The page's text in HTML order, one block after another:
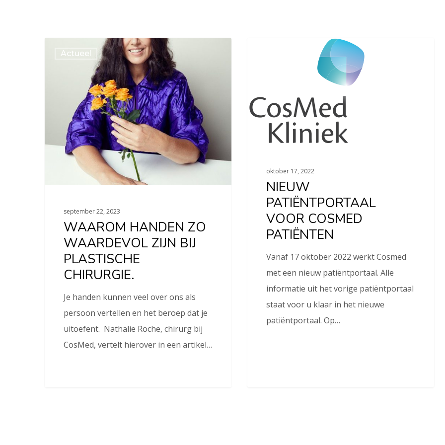
Actueel
september 22, 2023
WAAROM HANDEN ZO
WAARDEVOL ZIJN BIJ
PLASTISCHE
CHIRURGIE.
Je handen kunnen veel over ons als
persoon vertellen en het beroep dat je
uitoefent. Nathalie Roche, chirurg bij
CosMed, vertelt hierover in een artikel…
oktober 17, 2022
NIEUW
PATIËNTPORTAAL
VOOR COSMED
PATIËNTEN
Vanaf 17 oktober 2022 werkt Cosmed
met een nieuw patiëntportaal. Alle
informatie uit het vorige patiëntportaal
staat voor u klaar in het nieuwe
patiëntportaal. Op…